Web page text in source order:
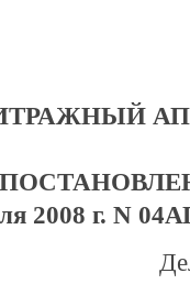
2008 г. N